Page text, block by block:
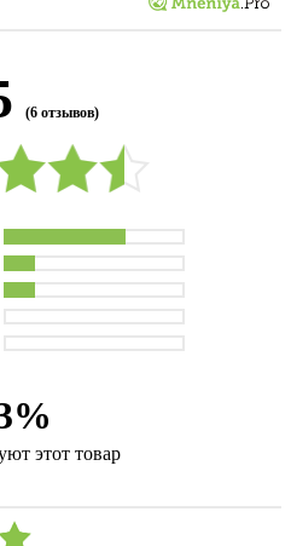
(6 отзывов)
этот товар